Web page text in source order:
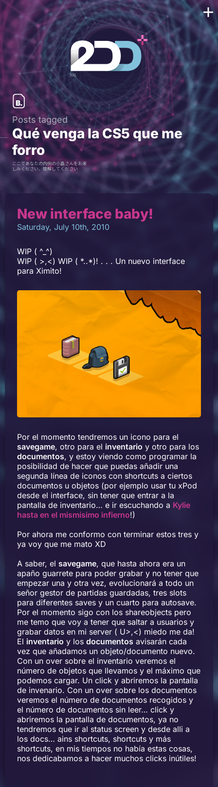
Posts tagged
Qué venga la CS5 que me
forro
ここであなたの内側の小島さんをお楽
しみください、理解してください
New interface baby!
Saturday, July 10th, 2010
WIP ( ^_^)
WIP ( >,<) WIP ( *..*)! . . . Un nuevo interface
para Ximito!
Por el momento tendremos un icono para el
savegame, otro para el inventario y otro para los
documentos, y estoy viendo como programar la
posibilidad de hacer que puedas añadir una
segunda línea de iconos con shortcuts a ciertos
documentos u objetos (por ejemplo usar tu xPod
desde el interface, sin tener que entrar a la
pantalla de inventario… e ir escuchando a Kylie
hasta en el mismísimo infierno!)
Por ahora me conformo con terminar estos tres y
ya voy que me mato XD
A saber, el savegame, que hasta ahora era un
apaño guarrete para poder grabar y no tener que
empezar una y otra vez, evolucionará a todo un
señor gestor de partidas guardadas, tres slots
para diferentes saves y un cuarto para autosave.
Por el momento sigo con los shareobjects pero
me temo que voy a tener que saltar a usuarios y
grabar datos en mi server ( U>,<) miedo me da!
El inventario y los documentos avisarán cada
vez que añadamos un objeto/documento nuevo.
Con un over sobre el inventario veremos el
número de objetos que llevamos y el máximo que
podemos cargar. Un click y abriremos la pantalla
de invenario. Con un over sobre los documentos
veremos el número de documentos recogidos y
el número de documentos sin leer… click y
abriremos la pantalla de documentos, ya no
tendremos que ir al status screen y desde alli a
los docs… ains shortcuts, shortcuts y más
shortcuts, en mis tiempos no había estas cosas,
nos dedicabamos a hacer muchos clicks inútiles!